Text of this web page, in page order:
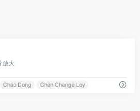
放大
Chao Dong Chen Change Loy